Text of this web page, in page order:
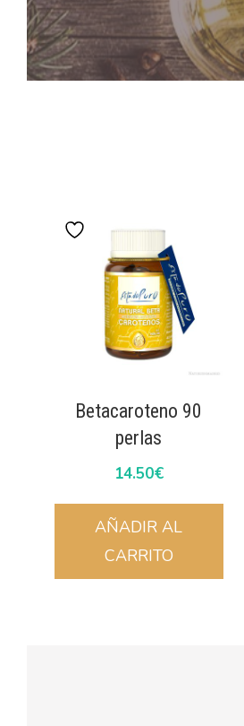
Betacaroteno 90
perlas
14.50€
AÑADIR AL
CARRITO